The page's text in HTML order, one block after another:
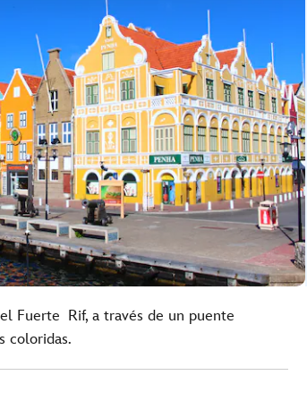
Fuerte Rif, a través de un puente
coloridas.